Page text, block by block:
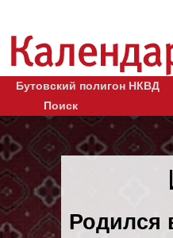
Бутовский полигон НКВД
Поиск
Родился